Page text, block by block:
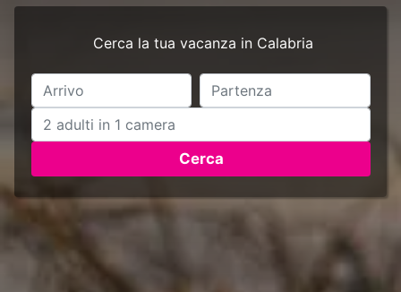
Cerca la tua vacanza in Calabria
Cerca